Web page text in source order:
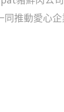
推動愛心